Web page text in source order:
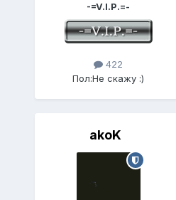
-=V.I.P.=-
422
Пол:Не скажу :)
akoK